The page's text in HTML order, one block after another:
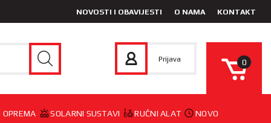
NOVOSTI I OBAVIJESTI O NAMA KONTAKT
Prijava 0
OPREMA SOLARNI SUSTAVI RUČNI ALAT NOVO